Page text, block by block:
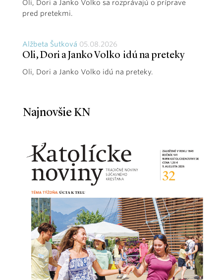
Oli, Dori a Janko Volko sa rozprávajú o príprave
pred pretekmi.
Alžbeta Šutková 05.08.2026
Oli, Dori a Janko Volko idú na preteky
Oli, Dori a Janko Volko idú na preteky.
Najnovšie KN